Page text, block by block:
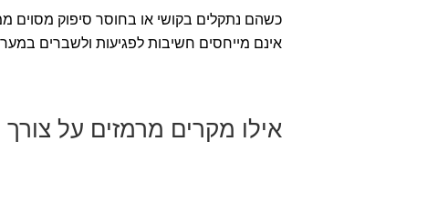
כשהם נתקלים בקושי או בחוסר סיפוק מסוים
אינם מייחסים חשיבות לפגיעות ולשברים
אילו מקרים מרמזים על צורך